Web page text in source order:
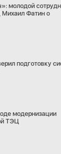
молодой
Фатин о
подготовку
модернизации
ТЭЦ